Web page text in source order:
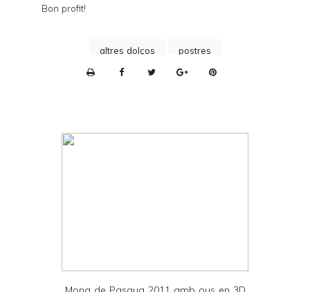
Bon profit!
altres dolços
postres
n